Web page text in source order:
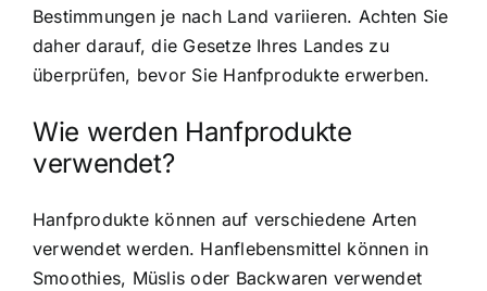
Bestimmungen je nach Land variieren. Achten Sie
daher darauf, die Gesetze Ihres Landes zu
überprüfen, bevor Sie Hanfprodukte erwerben.
Wie werden Hanfprodukte
verwendet?
Hanfprodukte können auf verschiedene Arten
verwendet werden. Hanflebensmittel können in
Smoothies, Müslis oder Backwaren verwendet